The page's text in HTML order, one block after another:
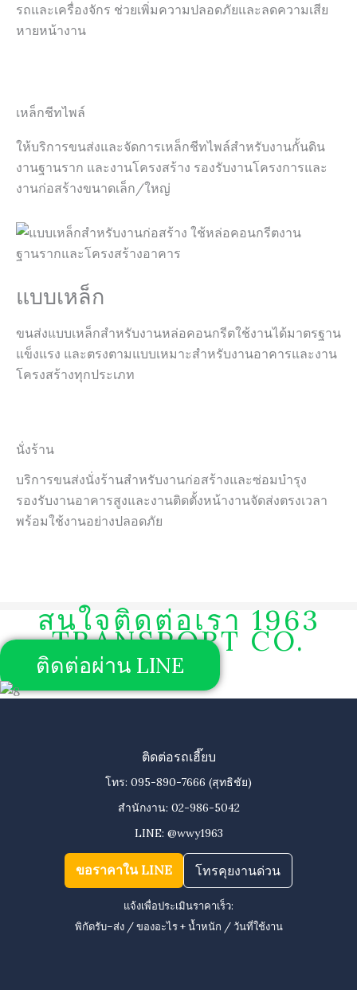
รถและเครื่องจักร ช่วยเพิ่มความปลอดภัยและลดความเสีย
หายหน้างาน
เหล็กชีทไพล์
ให้บริการขนส่งและจัดการเหล็กชีทไพล์สำหรับงานกั้นดิน
งานฐานราก และงานโครงสร้าง รองรับงานโครงการและ
งานก่อสร้างขนาดเล็ก/ใหญ่
แบบเหล็ก
ขนส่งแบบเหล็กสำหรับงานหล่อคอนกรีตใช้งานได้มาตรฐาน
แข็งแรง และตรงตามแบบเหมาะสำหรับงานอาคารและงาน
โครงสร้างทุกประเภท
นั่งร้าน
บริการขนส่งนั่งร้านสำหรับงานก่อสร้างและซ่อมบำรุง
รองรับงานอาคารสูงและงานติดตั้งหน้างานจัดส่งตรงเวลา
พร้อมใช้งานอย่างปลอดภัย
สนใจติดต่อเรา 1963
TRANSPORT CO.
ติดต่อผ่าน LINE
ติดต่อรถเฮี๊ยบ
โทร: 095-890-7666 (สุทธิชัย)
สำนักงาน: 02-986-5042
LINE: @wwy1963
ขอราคาใน LINE โทรคุยงานด่วน
แจ้งเพื่อประเมินราคาเร็ว:
พิกัดรับ–ส่ง / ของอะไร + น้ำหนัก / วันที่ใช้งาน